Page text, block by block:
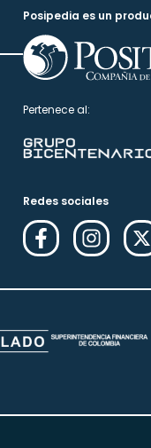
Posipedia es un
Pertenece al:
Redes sociales